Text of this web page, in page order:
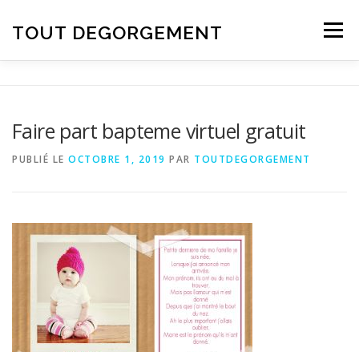
TOUT DEGORGEMENT Menu
Faire part bapteme virtuel gratuit
PUBLIÉ LE OCTOBRE 1, 2019 PAR TOUTDEGORGEMENT